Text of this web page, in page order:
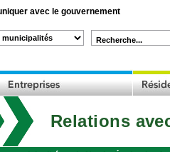
avec le gouvernement
Recherche...
Relations